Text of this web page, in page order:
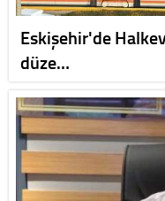
Eskişehir'de
düze…